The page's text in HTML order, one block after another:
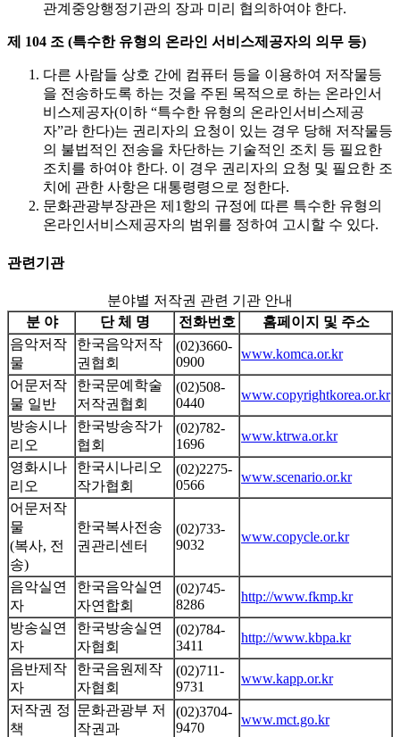
관계중앙행정기관의 장과 미리 협의하여야 한다.
제 104 조 (특수한 유형의 온라인 서비스제공자의 의무 등)
다른 사람들 상호 간에 컴퓨터 등을 이용하여 저작물등
을 전송하도록 하는 것을 주된 목적으로 하는 온라인서
비스제공자(이하 “특수한 유형의 온라인서비스제공
자”라 한다)는 권리자의 요청이 있는 경우 당해 저작물등
의 불법적인 전송을 차단하는 기술적인 조치 등 필요한
조치를 하여야 한다. 이 경우 권리자의 요청 및 필요한 조
치에 관한 사항은 대통령령으로 정한다.
문화관광부장관은 제1항의 규정에 따른 특수한 유형의
온라인서비스제공자의 범위를 정하여 고시할 수 있다.
관련기관
분야별 저작권 관련 기관 안내
분 야
단 체 명 전화번호
홈페이지 및 주소
음악저작
물
한국음악저작
권협회
(02)3660-
0900
www.komca.or.kr
어문저작
물 일반
한국문예학술
저작권협회
(02)508-
0440
www.copyrightkorea.or.kr
방송시나
리오
한국방송작가
협회
(02)782-
1696
www.ktrwa.or.kr
영화시나
리오
한국시나리오
작가협회
(02)2275-
0566
www.scenario.or.kr
어문저작
물
(복사, 전
송)
한국복사전송
권관리센터
(02)733-
9032
www.copycle.or.kr
음악실연
자
한국음악실연
자연합회
(02)745-
8286
http://www.fkmp.kr
방송실연
자
한국방송실연
자협회
(02)784-
3411
http://www.kbpa.kr
음반제작
자
한국음원제작
자협회
(02)711-
9731
www.kapp.or.kr
저작권 정
책
문화관광부 저
작권과
(02)3704-
9470
www.mct.go.kr